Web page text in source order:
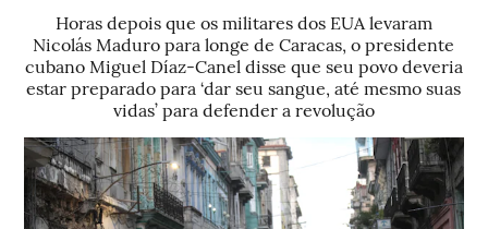
Horas depois que os militares dos EUA levaram
Nicolás Maduro para longe de Caracas, o presidente
cubano Miguel Díaz-Canel disse que seu povo deveria
estar preparado para ‘dar seu sangue, até mesmo suas
vidas’ para defender a revolução